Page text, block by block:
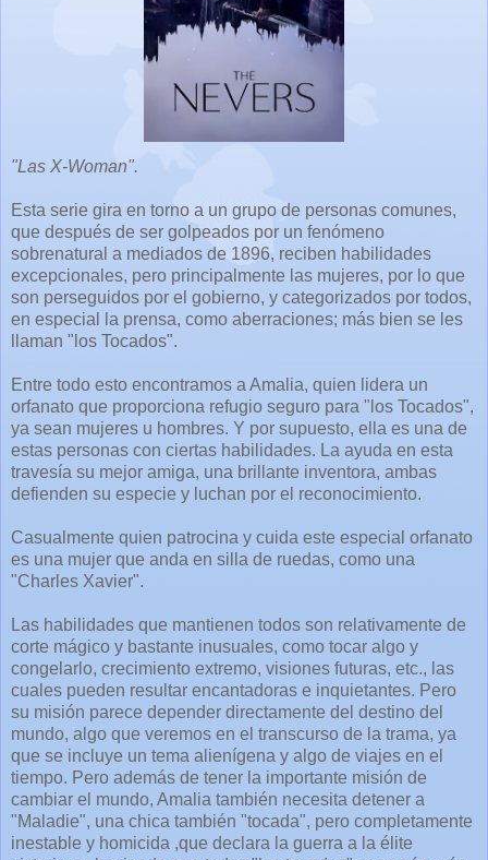
"Las X-Woman".
Esta serie gira en torno a un grupo de personas comunes,
que después de ser golpeados por un fenómeno
sobrenatural a mediados de 1896, reciben habilidades
excepcionales, pero principalmente las mujeres, por lo que
son perseguidos por el gobierno, y categorizados por todos,
en especial la prensa, como aberraciones; más bien se les
llaman "los Tocados".
Entre todo esto encontramos a Amalia, quien lidera un
orfanato que proporciona refugio seguro para "los Tocados",
ya sean mujeres u hombres. Y por supuesto, ella es una de
estas personas con ciertas habilidades. La ayuda en esta
travesía su mejor amiga, una brillante inventora, ambas
defienden su especie y luchan por el reconocimiento.
Casualmente quien patrocina y cuida este especial orfanato
es una mujer que anda en silla de ruedas, como una
"Charles Xavier".
Las habilidades que mantienen todos son relativamente de
corte mágico y bastante inusuales, como tocar algo y
congelarlo, crecimiento extremo, visiones futuras, etc., las
cuales pueden resultar encantadoras e inquietantes. Pero
su misión parece depender directamente del destino del
mundo, algo que veremos en el transcurso de la trama, ya
que se incluye un tema alienígena y algo de viajes en el
tiempo. Pero además de tener la importante misión de
cambiar el mundo, Amalia también necesita detener a
"Maladie", una chica también "tocada", pero completamente
inestable y homicida ,que declara la guerra a la élite